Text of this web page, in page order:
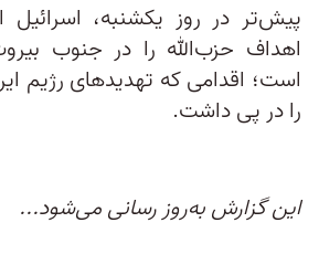
پیش‌تر در روز یکشنبه، اسرائیل
اهداف حزب‌الله را در جنوب
است؛ اقدامی که تهدیدهای رژیم
را در پی داشت.
این گزارش به‌روز رسانی می‌شود...